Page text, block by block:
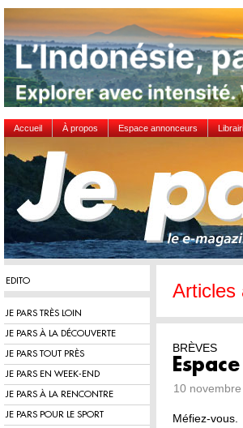
Accueil À propos Espace annonceurs
EDITO
JE PARS TRÈS LOIN
JE PARS À LA DÉCOUVERTE
JE PARS TOUT PRÈS
JE PARS EN WEEK-END
JE PARS À LA RENCONTRE
JE PARS POUR LE SPORT
Articles
BRÈVES
10
Méfiez-